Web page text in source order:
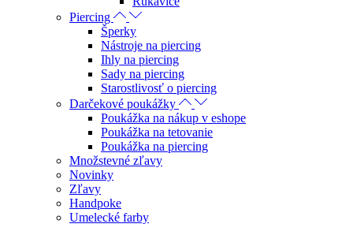
Piercing
Šperky
Nástroje na piercing
Ihly na piercing
Sady na piercing
Starostlivosť o piercing
Darčekové poukážky
Poukážka na nákup v eshope
Poukážka na tetovanie
Poukážka na piercing
Množstevné zľavy
Novinky
Zľavy
Handpoke
Umelecké farby